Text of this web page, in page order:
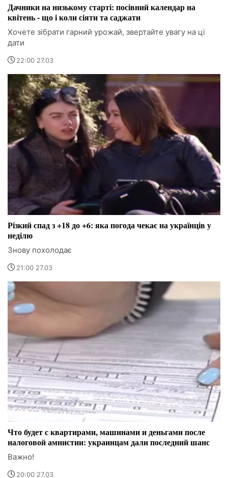
Дачники на низькому старті: посівний календар на
квітень - що і коли сіяти та саджати
Хочете зібрати гарний урожай, звертайте увагу на ці
дати
22:00 27.03
Різкий спад з +18 до +6: яка погода чекає на українців у
неділю
Знову похолодає
21:00 27.03
Что будет с квартирами, машинами и деньгами после
налоговой амнистии: украинцам дали последний шанс
Важно!
20:00 27.03